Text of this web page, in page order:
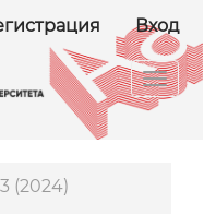
Вход
(2024)